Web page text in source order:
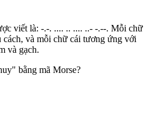
viết là: -.-. .... .. .... ..- -.--. Mỗi chữ
cách, và mỗi chữ cái tương ứng với
và gạch.
bằng mã Morse?